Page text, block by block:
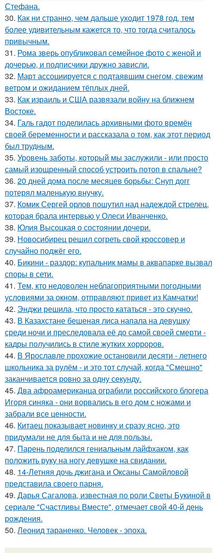
Стефана.
30. Как ни странно, чем дальше уходит 1978 год, тем
более удивительным кажется то, что тогда считалось
привычным.
31. Рома зверь опубликовал семейное фото с женой и
дочерью, и подписчики дружно зависли.
32. Март ассоциируется с подтаявшим снегом, свежим
ветром и ожиданием тёплых дней.
33. Как израиль и США развязали войну на ближнем
Востоке.
34. Галь гадот поделилась архивными фото времён
своей беременности и рассказала о том, как этот период
был трудным.
35. Уровень заботы, который мы заслужили - или просто
самый изощренный способ устроить потоп в спальне?
36. 20 дней дома после месяцев борьбы: Снуп догг
потерял маленькую внучку.
37. Комик Сергей орлов пошутил над надеждой стрелец,
которая брала интервью у Олеси Иванченко.
38. Юлия Высоцкая о состоянии дочери.
39. Новосибирец решил согреть свой кроссовер и
случайно поджёг его.
40. Бикини - раздор: купальник мамы в аквапарке вызвал
споры в сети.
41. Тем, кто недоволен неблагоприятными погодными
условиями за окном, отправляют привет из Камчатки!
42. Энджи решила, что просто кататься - это скучно.
43. В Казахстане бешеная лиса напала на девушку
среди ночи и преследовала её до самой своей смерти -
кадры получились в стиле жутких хорроров.
44. В Ярославле прохожие остановили десяти - летнего
школьника за рулём - и это тот случай, когда "Смешно"
заканчивается ровно за одну секунду.
45. Два афроамериканца ограбили российского блогера
Игоря синяка - они ворвались в его дом с ножами и
забрали все ценности.
46. Китаец показывает новинку и сразу ясно, это
придумали не для быта и не для пользы.
47. Парень поделился гениальным лайфхаком, как
положить руку на ногу девушке на свидании.
48. 14-Летняя дочь джигана и Оксаны Самойловой
представила своего парня.
49. Дарья Сагалова, известная по роли Светы Букиной в
сериале "Счастливы Вместе", отмечает свой 40-й день
рождения.
50. Леонид тараненко. Человек - эпоха.